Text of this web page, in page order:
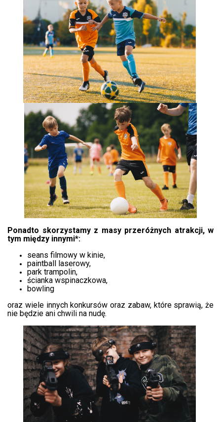
Ponadto skorzystamy z masy przeróżnych atrakcji, w
tym między innymi*:
seans filmowy w kinie,
paintball laserowy,
park trampolin,
ścianka wspinaczkowa,
bowling
oraz wiele innych konkursów oraz zabaw, które sprawią, że
nie będzie ani chwili na nudę.